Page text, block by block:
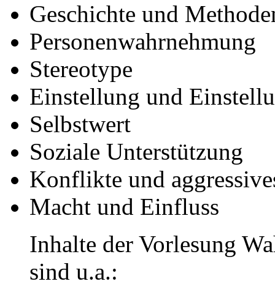
Geschichte und
Personenwahrnehmung
Stereotype
Einstellung und
Selbstwert
Soziale Unterstützung
Konflikte und
Macht und Einfluss
Inhalte der Vorlesung
sind u.a.: